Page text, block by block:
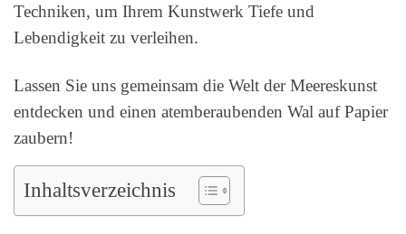
Techniken, um Ihrem Kunstwerk Tiefe und
Lebendigkeit zu verleihen.
Lassen Sie uns gemeinsam die Welt der Meereskunst
entdecken und einen atemberaubenden Wal auf Papier
zaubern!
Inhaltsverzeichnis